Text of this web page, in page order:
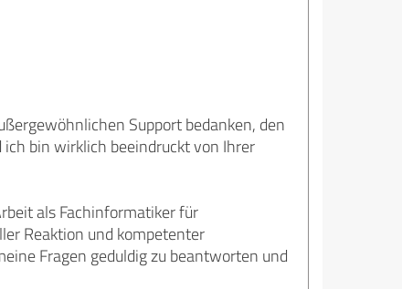
Support bedanken, den
bin wirklich beeindruckt von Ihrer
als Fachinformatiker für
Reaktion und kompetenter
Fragen geduldig zu beantworten und